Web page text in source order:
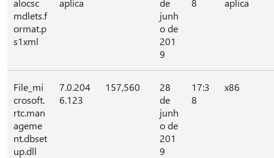
alocsc
mdlets.f
ormat.p
s1xml
aplica
de
junh
o de
201
9
8
aplica
File_mi
crosoft.
rtc.man
ageme
nt.dbset
up.dll
7.0.204
6.123
157,560
28
de
junh
o de
201
9
17:3
8
x86